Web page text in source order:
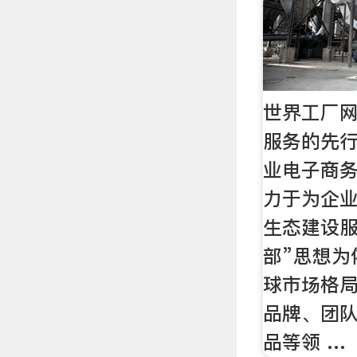
世界工厂
服务的先
业电子商
力于为企
生态建设
部”思想
球市场格
品牌、团
品等领 …